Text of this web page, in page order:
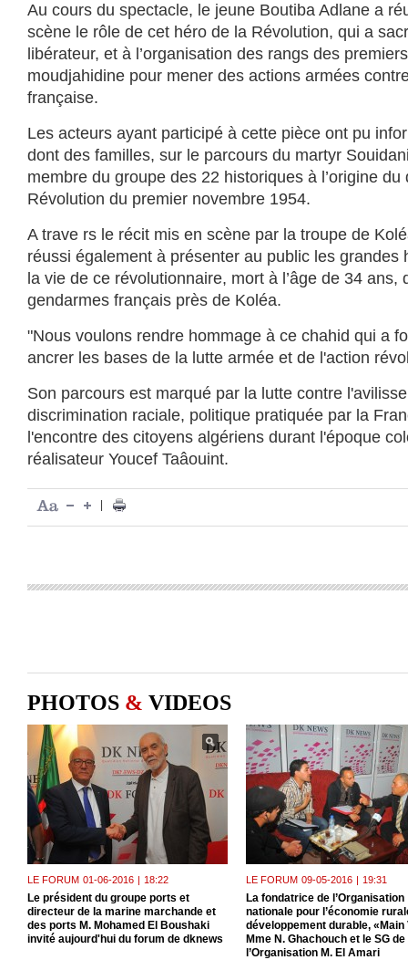
Au cours du spectacle, le jeune Boutiba Adlane a
scène le rôle de cet héro de la Révolution, qui a
libérateur, et à l’organisation des rangs des
moudjahidine pour mener des actions armées
française.
Les acteurs ayant participé à cette pièce ont pu
dont des familles, sur le parcours du martyr
membre du groupe des 22 historiques à l’origine
Révolution du premier novembre 1954.
A trave rs le récit mis en scène par la troupe de
réussi également à présenter au public les grandes
la vie de ce révolutionnaire, mort à l’âge de 34 ans,
gendarmes français près de Koléa.
"Nous voulons rendre hommage à ce chahid qui a
ancrer les bases de la lutte armée et de l'action
Son parcours est marqué par la lutte contre
discrimination raciale, politique pratiquée par la
l'encontre des citoyens algériens durant l'époque
réalisateur Youcef Taâouint.
PHOTOS & VIDEOS
LE FORUM 01-06-2016 | 18:22
Le président du groupe ports et
directeur de la marine marchande et
des ports M. Mohamed El Boushaki
invité aujourd'hui du forum de dknews
LE FORUM 09-05-2016 | 19:31
La fondatrice de l’Organisation
nationale pour l’économie
développement durable, «Main
Mme N. Ghachouch et le SG de
l’Organisation M. El Amari